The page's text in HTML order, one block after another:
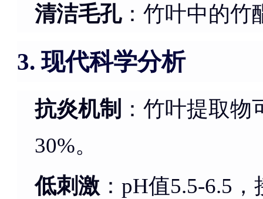
清洁毛孔：竹叶中的竹
3. 现代科学分析
抗炎机制 ：竹叶提取
30%。
低刺激 ：pH值5.5-6.5